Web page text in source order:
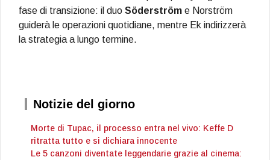
fase di transizione: il duo Söderström e Norström
guiderà le operazioni quotidiane, mentre Ek indirizzerà
la strategia a lungo termine.
Notizie del giorno
Morte di Tupac, il processo entra nel vivo: Keffe D
ritratta tutto e si dichiara innocente
Le 5 canzoni diventate leggendarie grazie al cinema: